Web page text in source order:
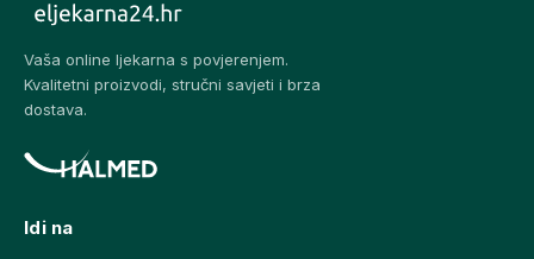
Vaša online ljekarna s povjerenjem.
Kvalitetni proizvodi, stručni savjeti i brza
dostava.
Idi na